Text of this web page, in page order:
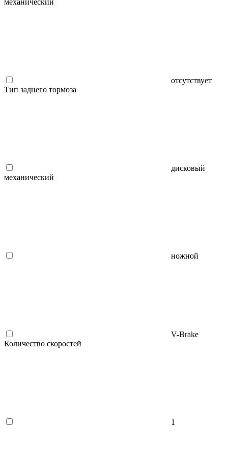
механический
отсутствует
Тип заднего тормоза
дисковый
механический
ножной
V-Brake
Количество скоростей
1